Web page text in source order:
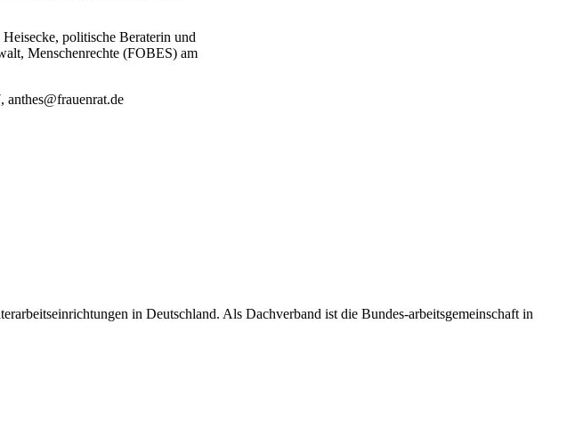
politische Beraterin und
Menschenrechte (FOBES) am
in Deutschland. Als Dachverband ist die Bundes-arbeitsgemeinschaft in